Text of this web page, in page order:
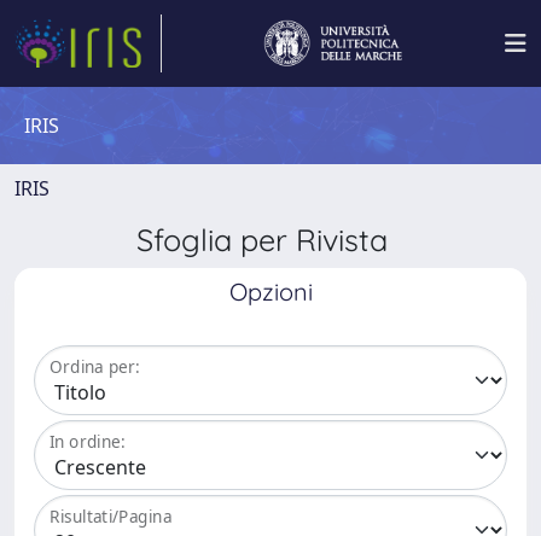
IRIS
IRIS
Sfoglia per Rivista
Opzioni
Ordina per:
In ordine:
Risultati/Pagina